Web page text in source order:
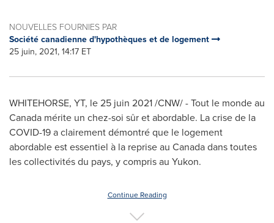
NOUVELLES FOURNIES PAR
Société canadienne d'hypothèques et de logement
25 juin, 2021, 14:17 ET
WHITEHORSE, YT, le 25 juin 2021 /CNW/ - Tout le monde au
Canada mérite un chez-soi sûr et abordable. La crise de la
COVID-19 a clairement démontré que le logement
abordable est essentiel à la reprise au Canadadans toutes
les collectivités du pays, y compris au Yukon.
Continue Reading